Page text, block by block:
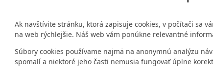
Ak navštívite stránku, ktorá zapisuje cookies, v počítači sa
na web rýchlejšie. Náš web vám ponúkne relevantné
Súbory cookies používame najmä na anonymnú analýzu
spomalí a niektoré jeho časti nemusia fungovať úplne
Naša mestská časť získala 3. miesto v súťaži